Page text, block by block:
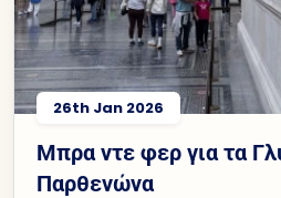
26th Jan 2026
Μπρα ντε φερ για τα
Παρθενώνα